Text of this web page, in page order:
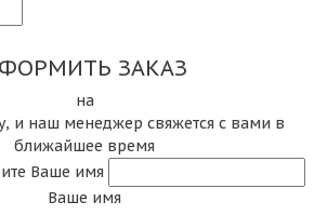
ЗАКАЗ
на
и наш менеджер свяжется с вами в
ближайшее время
Ваше имя
Ваше имя